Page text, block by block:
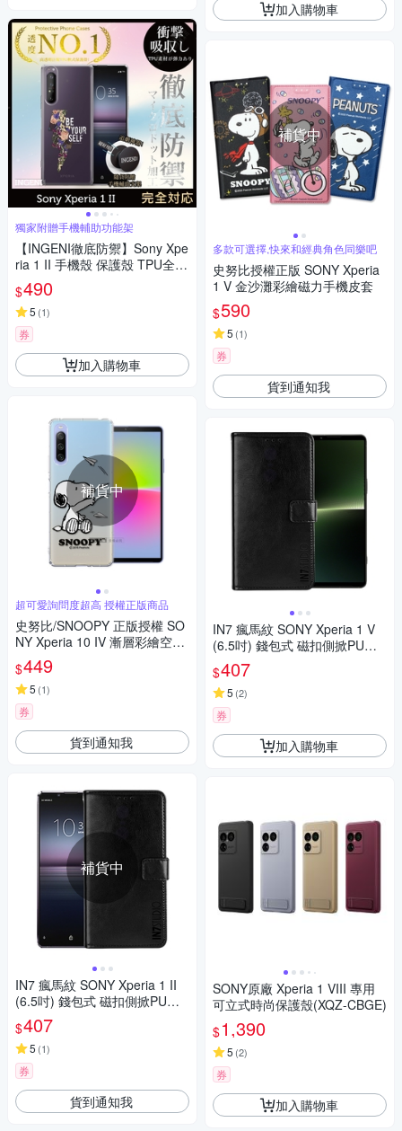
獨家附贈手機輔助功能架
【INGENI徹底防禦】Sony Xpe
ria 1 II 手機殼 保護殼 TPU全軟
式 設計師彩繪手機殼-做你自己
$490
5 (1)
券
加入購物車
補貨中
超可愛詢問度超高 授權正版商品
史努比/SNOOPY 正版授權 SO
NY Xperia 10 IV 漸層彩繪空壓
手機殼(紙飛機)
$449
5 (1)
券
貨到通知我
補貨中
IN7 瘋馬紋 SONY Xperia 1 II
(6.5吋) 錢包式 磁扣側掀PU皮
套 手機皮套保護殼
$407
5 (1)
券
貨到通知我
加入購物車
補貨中
多款可選擇,快來和經典角色同樂吧
史努比授權正版 SONY Xperia
1 V 金沙灘彩繪磁力手機皮套
$590
5 (1)
券
貨到通知我
IN7 瘋馬紋 SONY Xperia 1 V
(6.5吋) 錢包式 磁扣側掀PU皮
套 吊飾孔 手機皮套保護殼
$407
5 (2)
券
加入購物車
SONY原廠 Xperia 1 VIII 專用
可立式時尚保護殼(XQZ-CBGE)
$1,390
5 (2)
券
加入購物車